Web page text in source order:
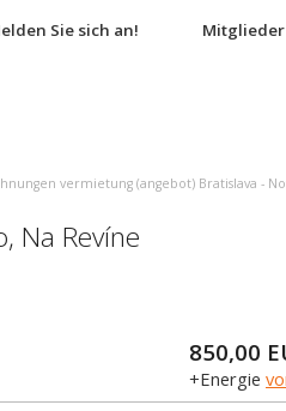
Sie sich an! Mitglieder
vermietung (angebot) Bratislava -
, Na Revíne
850,00
+Energie